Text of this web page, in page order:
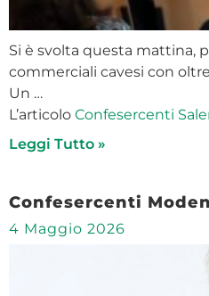
Si è svolta questa mattina,
commerciali cavesi con
Un …
L’articolo Confesercenti
Leggi Tutto »
Confesercenti
4 Maggio 2026